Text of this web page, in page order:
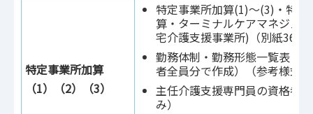
特定事業所加算
（1）（2）（3）
特定事業所加算(1)～(3)・特
算・ターミナルケアマネジメ
宅介護支援事業所)（別紙36）
勤務体制・勤務形態一覧表（
者全員分で作成）（参考様式
主任介護支援専門員の資格者
み）